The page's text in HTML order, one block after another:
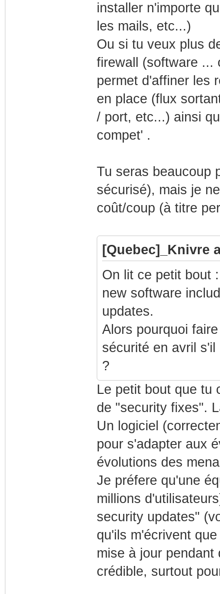
installer n'importe
les mails, etc...)
Ou si tu veux plus
firewall (software ...
permet d'affiner les
en place (flux
/ port, etc...) ainsi
compet' .
Tu seras beaucoup
sécurisé), mais je
coût/coup (à titre
[Quebec]_Knivre
On lit ce petit bout
new software
updates.
Alors pourquoi
sécurité en avril
?
Le petit bout que tu
de "security fixes".
Un logiciel
pour s'adapter aux
évolutions des
Je préfere qu'une
millions
security updates"
qu'ils m'écrivent
mise à jour
crédible, surtout